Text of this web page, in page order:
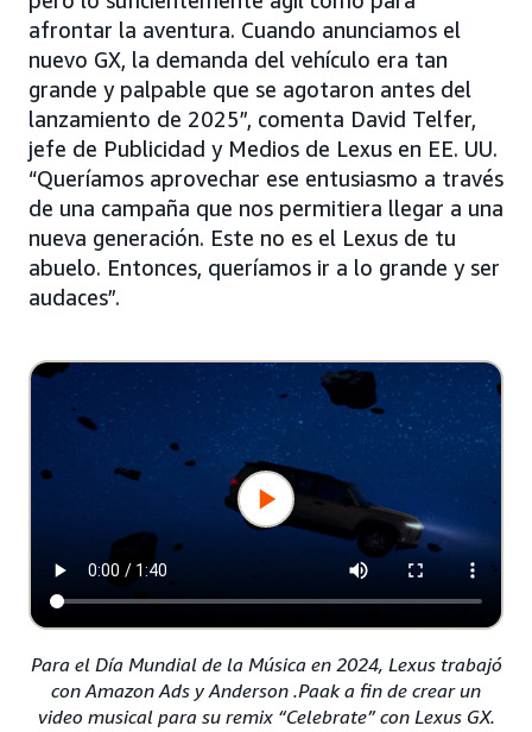
afrontar la aventura. Cuando anunciamos el
nuevo GX, la demanda del vehículo era tan
grande y palpable que se agotaron antes del
lanzamiento de 2025”, comenta David Telfer,
jefe de Publicidad y Medios de Lexus en EE. UU.
“Queríamos aprovechar ese entusiasmo a través
de una campaña que nos permitiera llegar a una
nueva generación. Este no es el Lexus de tu
abuelo. Entonces, queríamos ir a lo grande y ser
audaces”.
Para el Día Mundial de la Música en 2024, Lexus trabajó
con Amazon Ads y Anderson .Paak a fin de crear un
video musical para su remix “Celebrate” con Lexus GX.